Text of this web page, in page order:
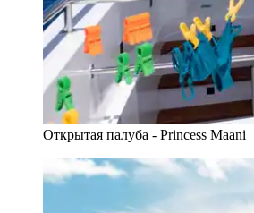
Открытая палуба - Princess Maani